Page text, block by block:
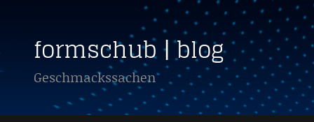
springenformschub | blog
Geschmackssachen